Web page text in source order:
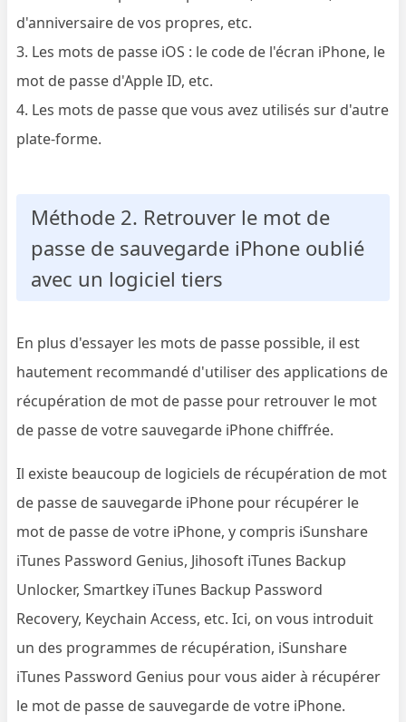
d'anniversaire de vos propres, etc.
3. Les mots de passe iOS : le code de l'écran iPhone, le
mot de passe d'Apple ID, etc.
4. Les mots de passe que vous avez utilisés sur d'autre
plate-forme.
Méthode 2. Retrouver le mot de
passe de sauvegarde iPhone oublié
avec un logiciel tiers
En plus d'essayer les mots de passe possible, il est
hautement recommandé d'utiliser des applications de
récupération de mot de passe pour retrouver le mot
de passe de votre sauvegarde iPhone chiffrée.
Il existe beaucoup de logiciels de récupération de mot
de passe de sauvegarde iPhone pour récupérer le
mot de passe de votre iPhone, y compris iSunshare
iTunes Password Genius, Jihosoft iTunes Backup
Unlocker, Smartkey iTunes Backup Password
Recovery, Keychain Access, etc. Ici, on vous introduit
un des programmes de récupération, iSunshare
iTunes Password Genius pour vous aider à récupérer
le mot de passe de sauvegarde de votre iPhone.